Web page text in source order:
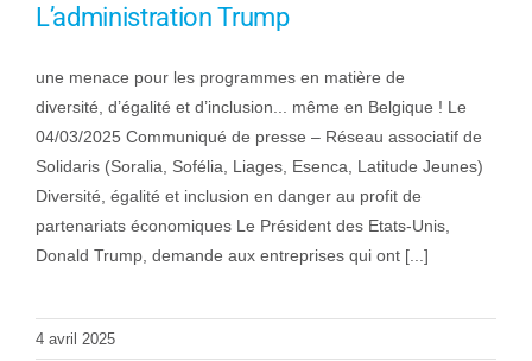
L’administration Trump
une menace pour les programmes en matière de
diversité, d’égalité et d’inclusion... même en Belgique ! Le
04/03/2025 Communiqué de presse – Réseau associatif de
Solidaris (Soralia, Sofélia, Liages, Esenca, Latitude Jeunes)
Diversité, égalité et inclusion en danger au profit de
partenariats économiques Le Président des Etats-Unis,
Donald Trump, demande aux entreprises qui ont [...]
4 avril 2025